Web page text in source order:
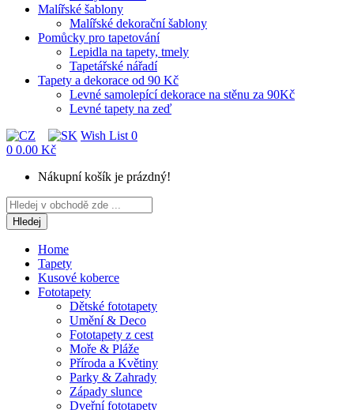
Malířské šablony
Malířské dekorační šablony
Pomůcky pro tapetování
Lepidla na tapety, tmely
Tapetářské nářadí
Tapety a dekorace od 90 Kč
Levné samolepící dekorace na stěnu za 90Kč
Levné tapety na zeď
Wish List 0
0 0.00 Kč
Nákupní košík je prázdný!
Hledej
Home
Tapety
Kusové koberce
Fototapety
Dětské fototapety
Umění & Deco
Fototapety z cest
Moře & Pláže
Příroda a Květiny
Parky & Zahrady
Západy slunce
Dveřní fototapety